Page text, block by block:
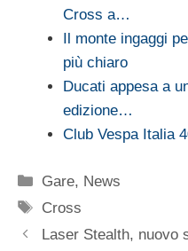
Cross a…
Il monte ingaggi
più chiaro
Ducati appesa a
edizione…
Club Vespa Italia
Categorie
Gare, News
Tag
Cross
Laser Stealth, nuovo